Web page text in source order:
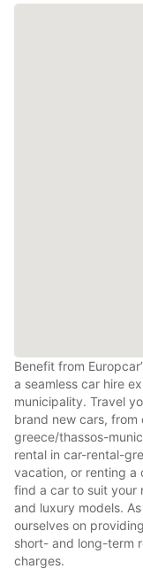
Benefit from
a seamless car hire
municipality. Travel
brand new cars, from
greece/thassos-
rental in car-rental-
vacation, or renting a
find a car to suit your
and luxury models.
ourselves on
short- and long-term
charges.